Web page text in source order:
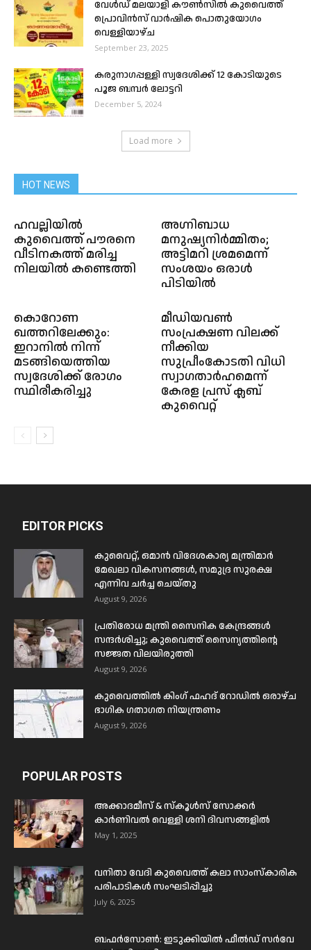
വേള്‍ഡ് മലയാളി കൗണ്‍സില്‍ കുവൈത്ത്
പ്രൊവിന്‍സ് വാര്‍ഷിക പൊതുയോഗം
വെള്ളിയാഴ്ച
September 23, 2025
കരുനാഗപ്പള്ളി സ്വദേശിക്ക് 12 കോടിയുടെ
പൂജ ബമ്പർ ലോട്ടറി
December 5, 2024
Load more
HOT NEWS
ഹവല്ലിയിൽ
കുവൈത്ത് പൗരനെ
വീടിനകത്ത് മരിച്ച
നിലയിൽ കണ്ടെത്തി
അഗ്നിബാധ
മനുഷ്യനിർമ്മിതം;
അട്ടിമറി ശ്രമമെന്ന്
സംശയം ഒരാൾ
പിടിയിൽ
കൊറോണ
ഖത്തറിലേക്കും:
ഇറാനിൽ നിന്ന്
മടങ്ങിയെത്തിയ
സ്വദേശിക്ക് രോഗം
സ്ഥിരീകരിച്ചു
മീഡിയവൺ
സംപ്രക്ഷണ വിലക്ക്
നീക്കിയ
സുപ്രീംകോടതി വിധി
സ്വാഗതാർഹമെന്ന്
കേരള പ്രസ് ക്ലബ്
കുവൈറ്റ്
EDITOR PICKS
കുവൈറ്റ്, ഒമാൻ വിദേശകാര്യ മന്ത്രിമാർ
മേഖലാ വികസനങ്ങൾ, സമുദ്ര സുരക്ഷ
എന്നിവ ചർച്ച ചെയ്തു
August 9, 2026
പ്രതിരോധ മന്ത്രി സൈനിക കേന്ദ്രങ്ങൾ
സന്ദർശിച്ചു; കുവൈത്ത് സൈന്യത്തിന്റെ
സജ്ജത വിലയിരുത്തി
August 9, 2026
കുവൈത്തിൽ കിംഗ് ഫഹദ് റോഡിൽ ഒരാഴ്ച
ഭാഗിക ഗതാഗത നിയന്ത്രണം
August 9, 2026
POPULAR POSTS
അക്കാദമീസ് & സ്കൂൾസ് സോക്കർ
കാർണിവൽ വെള്ളി ശനി ദിവസങ്ങളിൽ
May 1, 2025
വനിതാ വേദി കുവൈത്ത് കലാ സാംസ്കാരിക
പരിപാടികൾ സംഘടിപ്പിച്ചു
July 6, 2025
ബഫര്‍സോണ്‍: ഇടുക്കിയില്‍ ഫീല്‍ഡ് സര്‍വേ